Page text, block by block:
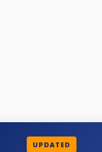
UPDATED